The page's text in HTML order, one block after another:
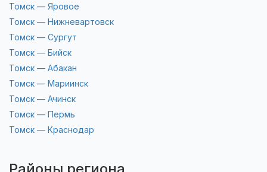
Томск — Яровое
Томск — Нижневартовск
Томск — Сургут
Томск — Бийск
Томск — Абакан
Томск — Мариинск
Томск — Ачинск
Томск — Пермь
Томск — Краснодар